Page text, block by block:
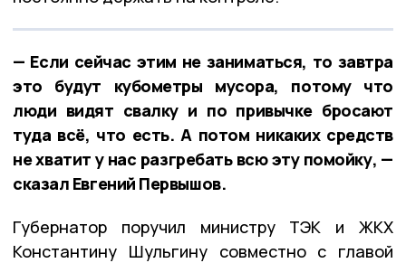
— Если сейчас этим не заниматься, то завтра
это будут кубометры мусора, потому что
люди видят свалку и по привычке бросают
туда всё, что есть. А потом никаких средств
не хватит у нас разгребать всю эту помойку, —
сказал Евгений Первышов.
Губернатор поручил министру ТЭК и ЖКХ
Константину Шульгину совместно с главой